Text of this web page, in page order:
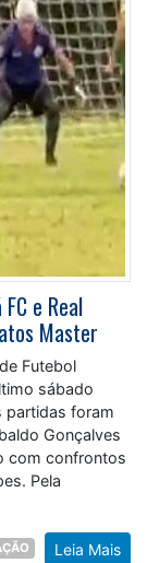
e Real
Master
Futebol
sábado
partidas foram
Gonçalves
com confrontos
Pela
Leia Mais